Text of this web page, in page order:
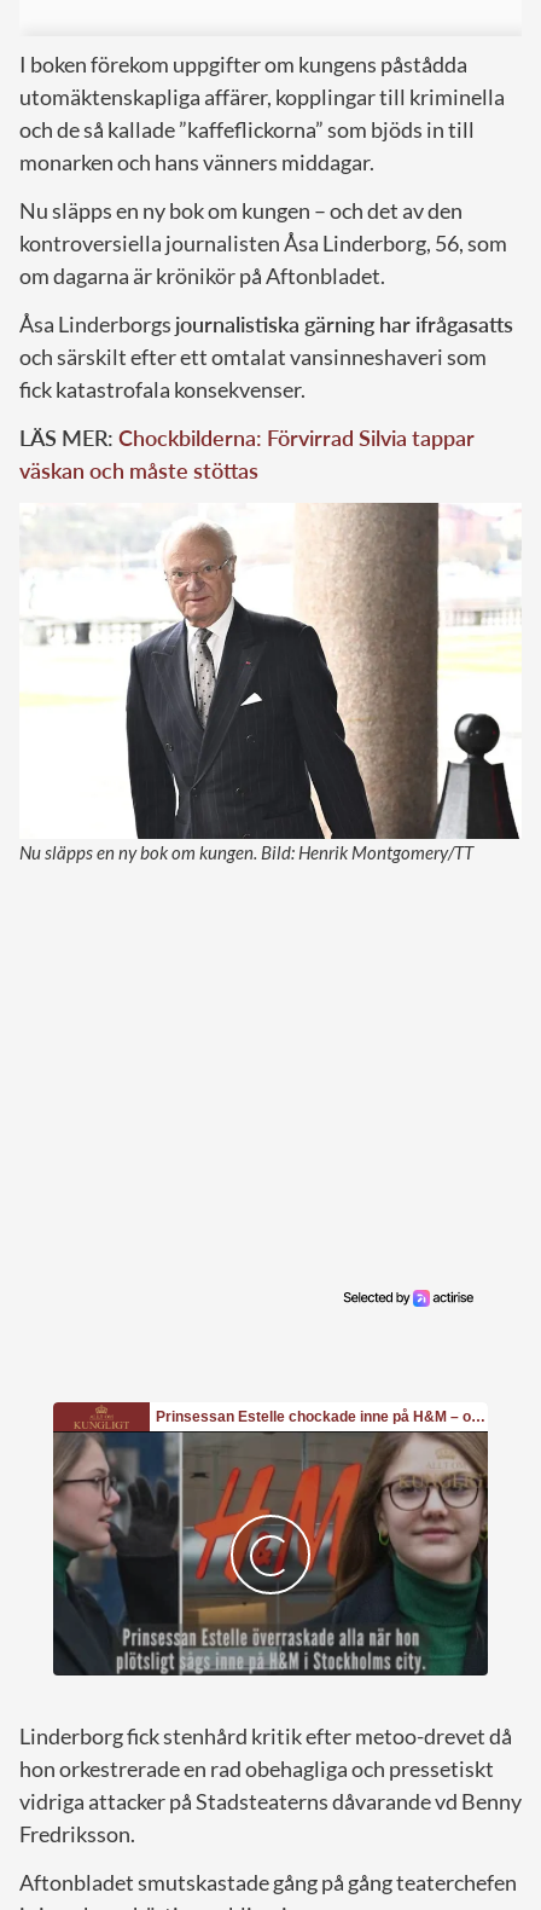
I boken förekom uppgifter om kungens påstådda
utomäktenskapliga affärer, kopplingar till kriminella
och de så kallade ”kaffeflickorna” som bjöds in till
monarken och hans vänners middagar.
Nu släpps en ny bok om kungen – och det av den
kontroversiella journalisten Åsa Linderborg, 56, som
om dagarna är krönikör på Aftonbladet.
Åsa Linderborgs journalistiska gärning har ifrågasatts
och särskilt efter ett omtalat vansinneshaveri som
fick katastrofala konsekvenser.
LÄS MER: Chockbilderna: Förvirrad Silvia tappar
väskan och måste stöttas
Nu släpps en ny bok om kungen. Bild: Henrik Montgomery/TT
Linderborg fick stenhård kritik efter metoo-drevet då
hon orkestrerade en rad obehagliga och pressetiskt
vidriga attacker på Stadsteaterns dåvarande vd Benny
Fredriksson.
Aftonbladet smutskastade gång på gång teaterchefen